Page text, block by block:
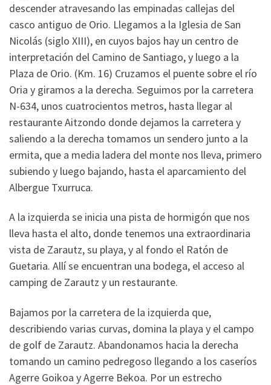
descender atravesando las empinadas callejas del
casco antiguo de Orio. Llegamos a la Iglesia de San
Nicolás (siglo XIII), en cuyos bajos hay un centro de
interpretación del Camino de Santiago, y luego a la
Plaza de Orio. (Km. 16) Cruzamos el puente sobre el río
Oria y giramos a la derecha. Seguimos por la carretera
N-634, unos cuatrocientos metros, hasta llegar al
restaurante Aitzondo donde dejamos la carretera y
saliendo a la derecha tomamos un sendero junto a la
ermita, que a media ladera del monte nos lleva, primero
subiendo y luego bajando, hasta el aparcamiento del
Albergue Txurruca.
A la izquierda se inicia una pista de hormigón que nos
lleva hasta el alto, donde tenemos una extraordinaria
vista de Zarautz, su playa, y al fondo el Ratón de
Guetaria. Allí se encuentran una bodega, el acceso al
camping de Zarautz y un restaurante.
Bajamos por la carretera de la izquierda que,
describiendo varias curvas, domina la playa y el campo
de golf de Zarautz. Abandonamos hacia la derecha
tomando un camino pedregoso llegando a los caseríos
Agerre Goikoa y Agerre Bekoa. Por un estrecho